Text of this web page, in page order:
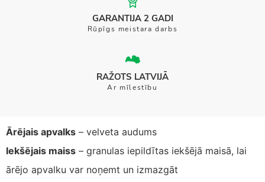
GARANTIJA 2 GADI
Rūpīgs meistara darbs
RAŽOTS LATVIJĀ
Ar mīlestību
Ārējais apvalks – velveta audums
Iekšējais maiss – granulas iepildītas iekšējā maisā, lai
ārējo apvalku var noņemt un izmazgāt